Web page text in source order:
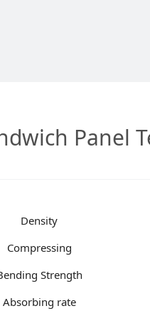
Panel
Density
Compressing
Strength
Absorbing rate